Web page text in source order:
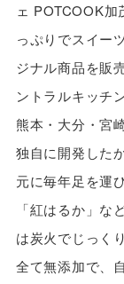
ェ POTCOOK加
っぷりでスイー
ジナル商品を販
ントラルキッチ
熊本・大分・宮
独自に開発した
元に毎年足を運
「紅はるか」
は炭火でじっく
全て無添加で、